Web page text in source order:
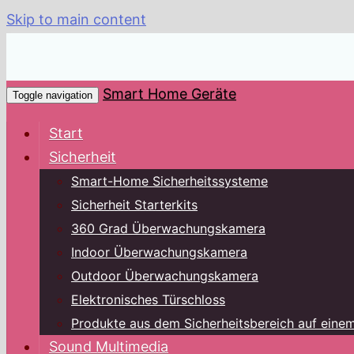
Skip to main content
Toggle navigation Smart Home Geräte
Start
Sicherheit
Smart-Home Sicherheitssysteme
Sicherheit Starterkits
360 Grad Überwachungskamera
Indoor Überwachungskamera
Outdoor Überwachungskamera
Elektronisches Türschloss
Produkte aus dem Sicherheitsbereich auf
Sound Multimedia